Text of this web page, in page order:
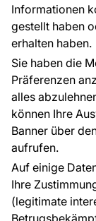
Informationen
gestellt haben
erhalten haben.
Sie haben die
Präferenzen
alles
können Ihre
Banner über
aufrufen.
Auf einige
Ihre
(legitimate
Kontakt
Haben Sie
und beraten
+49 781
Zahlungsarten:
Die Zahlungen